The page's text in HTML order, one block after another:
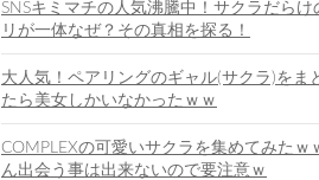
SNSキミマチの人気沸騰中！サクラだらけ
リが一体なぜ？その真相を探る！
大人気！ペアリングのギャル(サクラ)をま
たら美女しかいなかったｗｗ
COMPLEXの可愛いサクラを集めてみたｗ
ん出会う事は出来ないので要注意ｗ